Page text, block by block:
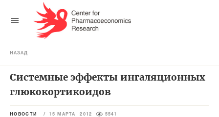
НАЗАД
Системные эффекты ингаляционных
глюкокортикоидов
НОВОСТИ / 15 МАРТА 2012 5541